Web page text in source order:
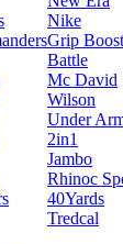
Nike
Grip Boost
Battle
Mc David
Wilson
Under
2in1
Jambo
Rhinoc
40Yards
Tredcal